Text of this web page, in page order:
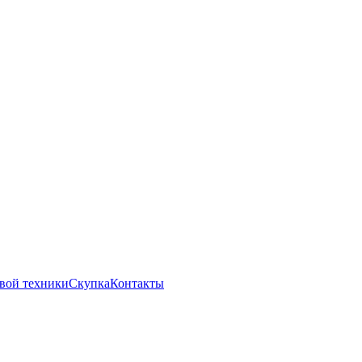
техникиСкупкаКонтакты